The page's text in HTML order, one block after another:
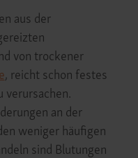
aus der
von trockener
, reicht schon festes
verursachen.
an der
weniger häufigen
sind Blutungen